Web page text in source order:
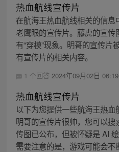
热血航线宣传片
在航海王热血航线相关的信
老鹰眼的宣传片。藤虎的宣
有“穿模”现象。明哥的宣传片
有宣传片的相关内容。
1 个回答 2024年09月02日 06:19
热血航线宣传片
以下为您提供一些航海王热
明哥的宣传片很帅，您可以
传图已公布，但被怀疑是 AI 绘
需要注意的是，游戏可能会不